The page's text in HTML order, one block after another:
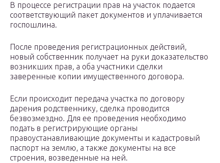
В процессе регистрации прав на участок подается
соответствующий пакет документов и уплачивается
госпошлина.
После проведения регистрационных действий,
новый собственник получает на руки доказательство
возникших прав, а оба участники сделки
заверенные копии имущественного договора.
Если происходит передача участка по договору
дарения родственнику, сделка проводится
безвозмездно. Для ее проведения необходимо
подать в регистрирующие органы
правоустанавливающие документы и кадастровый
паспорт на землю, а также документы на все
строения, возведенные на ней.